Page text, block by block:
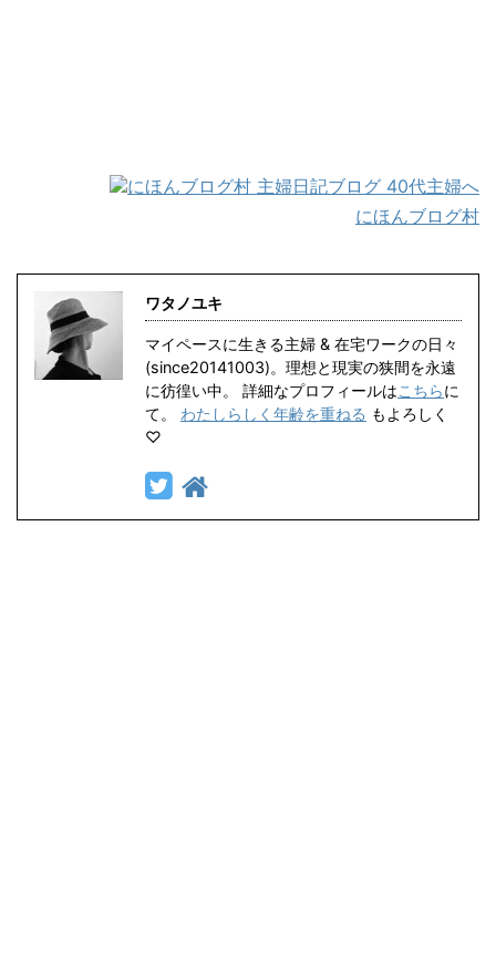
にほんブログ村
ワタノユキ
マイペースに生きる主婦 & 在宅ワークの日々
(since20141003)。理想と現実の狭間を永遠
に彷徨い中。 詳細なプロフィールはこちらに
て。 わたしらしく年齢を重ねる もよろしく
♡